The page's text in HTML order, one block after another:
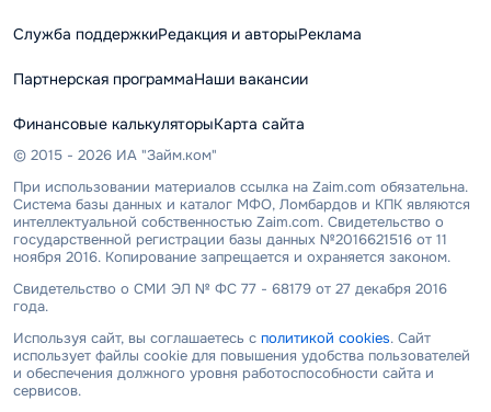
Служба поддержкиРедакция и авторыРеклама
Партнерская программаНаши вакансии
Финансовые калькуляторыКарта сайта
© 2015 - 2026 ИА "Займ.ком"
При использовании материалов ссылка на Zaim.com обязательна.
Система базы данных и каталог МФО, Ломбардов и КПК являются
интеллектуальной собственностью Zaim.com. Свидетельство о
государственной регистрации базы данных №2016621516 от 11
ноября 2016. Копирование запрещается и охраняется законом.
Свидетельство о СМИ ЭЛ № ФС 77 - 68179 от 27 декабря 2016
года.
Используя сайт, вы соглашаетесь с политикой cookies. Сайт
использует файлы cookie для повышения удобства пользователей
и обеспечения должного уровня работоспособности сайта и
сервисов.